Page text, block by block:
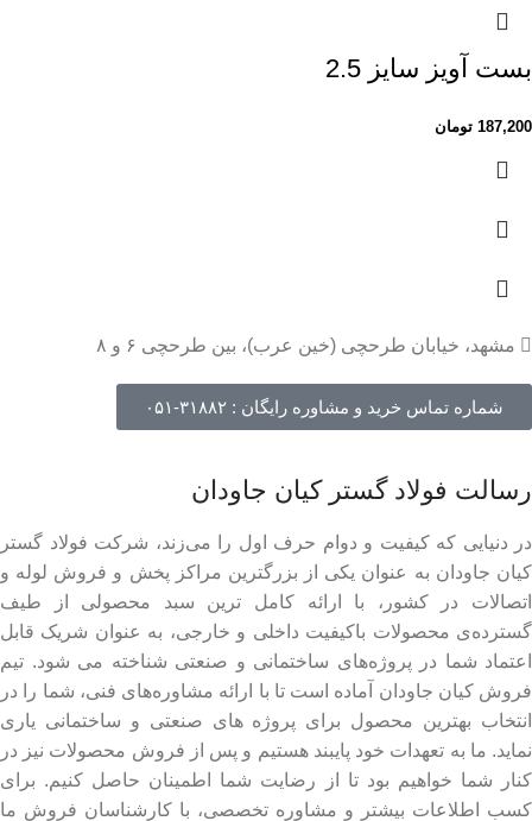
بست آویز سایز 2.5
187,200 تومان
مشهد، خیابان طرحچی (خین عرب)، بین طرحچی ۶ و ۸
شماره تماس خرید و مشاوره رایگان : ۳۱۸۸۲-۰۵۱
رسالت فولاد گستر کیان جاودان
در دنیایی که کیفیت و دوام حرف اول را می‌زند، شرکت فولاد گستر
کیان جاودان به عنوان یکی از بزرگترین مراکز پخش و فروش لوله و
اتصالات در کشور، با ارائه کامل ترین سبد محصولی از طیف
گسترده‌‌ی محصولات باکیفیت داخلی و خارجی، به عنوان شریک قابل
اعتماد شما در پروژه‌های ساختمانی و صنعتی شناخته می شود. تیم
فروش کیان جاودان آماده است تا با ارائه مشاوره‌های فنی، شما را در
انتخاب بهترین محصول برای پروژه های صنعتی و ساختمانی یاری
نماید. ما به تعهدات خود پایبند هستیم و پس از فروش محصولات نیز در
کنار شما خواهیم بود تا از رضایت شما اطمینان حاصل کنیم. برای
کسب اطلاعات بیشتر و مشاوره تخصصی، با کارشناسان فروش ما